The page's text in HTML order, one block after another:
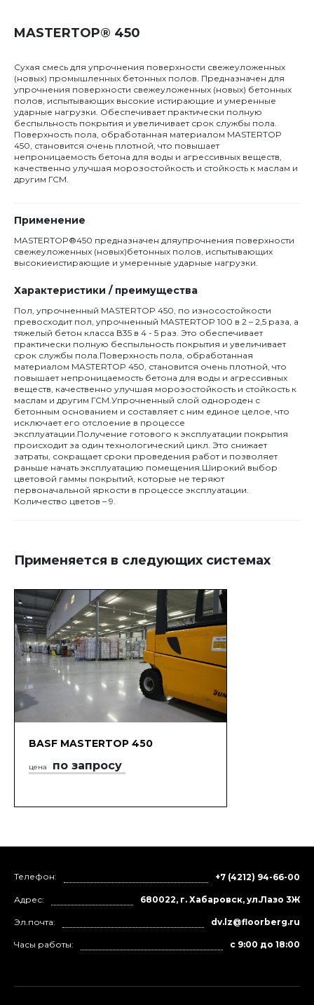
MASTERTOP® 450
Сухая смесь для упрочнения поверхности свежеуложенных
(новых) промышленных бетонных полов. Предназначен для
упрочнения поверхности свежеуложенных (новых) бетонных
полов, испытывающих высокие истирающие и умеренные
ударные нагрузки. Обеспечивает практически полную
беспыльность покрытия и увеличивает срок службы пола.
Поверхность пола, обработанная материалом MASTERTOP
450, становится очень плотной, что повышает
непроницаемость бетона для воды и агрессивных веществ,
качественно улучшая морозостойкость и стойкость к маслам и
другим ГСМ.
Применение
MASTERTOP®450 предназначен дляупрочнения поверхности
свежеуложенных (новых)бетонных полов, испытывающих
высокиеистирающие и умеренные ударные нагрузки.
Характеристики / преимущества
Пол, упрочненный MASTERTOP 450, по износостойкости
превосходит пол, упрочненный MASTERTOP 100 в 2 – 2,5 раза, а
тяжелый бетон класса В35 в 4 - 5 раз. Это обеспечивает
практически полную беспыльность покрытия и увеличивает
срок службы пола.Поверхность пола, обработанная
материалом MASTERTOP 450, становится очень плотной, что
повышает непроницаемость бетона для воды и агрессивных
веществ, качественно улучшая морозостойкость и стойкость к
маслам и другим ГСМ.Упрочненный слой однороден с
бетонным основанием и составляет с ним единое целое, что
исключает его отслоение в процессе
эксплуатации.Получение готового к эксплуатации покрытия
происходит за один технологический цикл. Это снижает
затраты, сокращает сроки проведения работ и позволяет
раньше начать эксплуатацию помещения.Широкий выбор
цветовой гаммы покрытий, которые не теряют
первоначальной яркости в процессе эксплуатации.
Количество цветов – 9.
Применяется в следующих системах
BASF MASTERTOP 450
цена по запросу
Телефон: +7 (4212) 94-66-00
Адрес: 680022, г. Хабаровск, ул.Лазо 3Ж
Эл.почта: dv.lz@floorberg.ru
Часы работы: с 9:00 до 18:00